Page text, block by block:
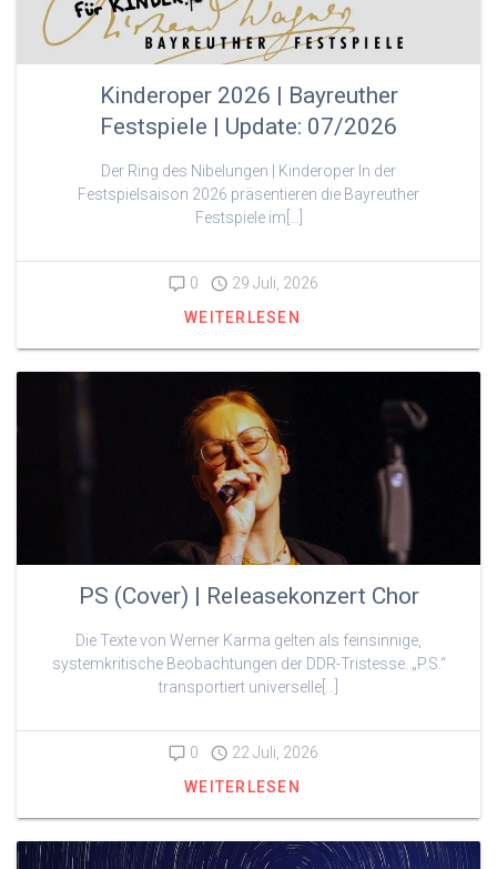
Kinderoper 2026 | Bayreuther
Festspiele | Update: 07/2026
Der Ring des Nibelungen | Kinderoper In der
Festspielsaison 2026 präsentieren die Bayreuther
Festspiele im[…]
0
29 Juli, 2026
WEITERLESEN
PS (Cover) | Releasekonzert Chor
Die Texte von Werner Karma gelten als feinsinnige,
systemkritische Beobachtungen der DDR-Tristesse. „P.S.“
transportiert universelle[…]
0
22 Juli, 2026
WEITERLESEN